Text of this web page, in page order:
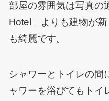
部屋の雰囲気は写真の
Hotel」よりも建物が
も綺麗です。
シャワーとトイレの間
ャワーを浴びてもトイ